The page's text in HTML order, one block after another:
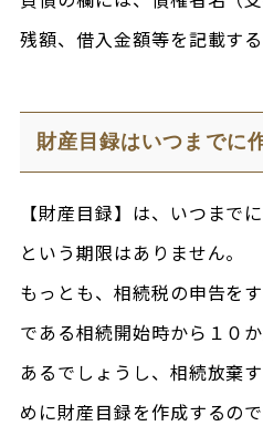
残額、借入金額等を記載す
財産目録はいつまでに
【財産目録】は、いつまで
という期限はありません。
もっとも、相続税の申告を
である相続開始時から１０
あるでしょうし、相続放棄
めに財産目録を作成するの